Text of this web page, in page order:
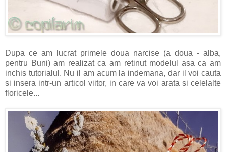
Dupa ce am lucrat primele doua narcise (a doua - alba,
pentru Buni) am realizat ca am retinut modelul asa ca am
inchis tutorialul. Nu il am acum la indemana, dar il voi cauta
si insera intr-un articol viitor, in care va voi arata si celelalte
floricele...